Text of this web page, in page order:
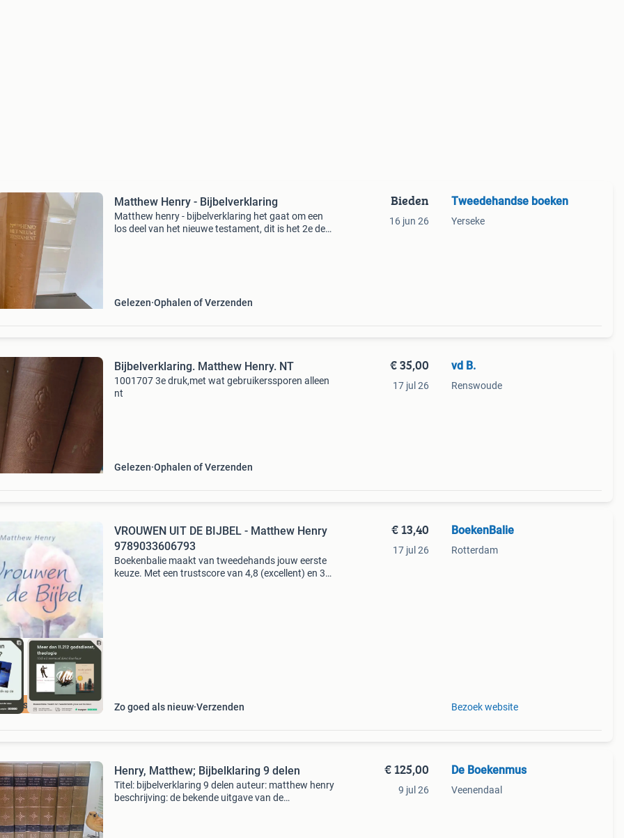
Matthew Henry - Bijbelverklaring
Matthew henry - bijbelverklaring het gaat om een
los deel van het nieuwe testament, dit is het 2e deel,
Gelezen Ophalen of Verzenden
Bieden
16 jun 26
Tweedehandse boeken
Yerseke
Bijbelverklaring. Matthew Henry. NT
1001707 3e druk,met wat gebruikerssporen alleen
nt
Gelezen Ophalen of Verzenden
€ 35,00
17 jul 26
vd B.
Renswoude
prijs
VROUWEN UIT DE BIJBEL - Matthew Henry
9789033606793
Boekenbalie maakt van tweedehands jouw eerste
keuze. Met een trustscore van 4,8 (excellent) en 30
Zo goed als nieuw Verzenden
€ 13,40
17 jul 26
BoekenBalie
Rotterdam
Bezoek website
Henry, Matthew; Bijbelklaring 9 delen
Titel: bijbelverklaring 9 delen auteur: matthew henry
beschrijving: de bekende uitgave van de
€ 125,00
9 jul 26
De Boekenmus
Veenendaal